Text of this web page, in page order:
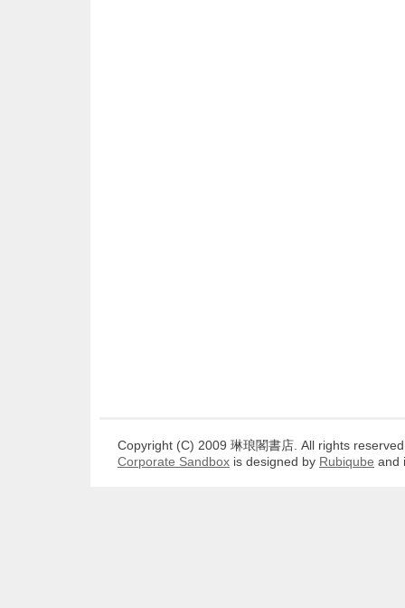
Copyright (C) 2009 琳琅閣書店. All rights
Corporate Sandbox is designed by Rubiqube and